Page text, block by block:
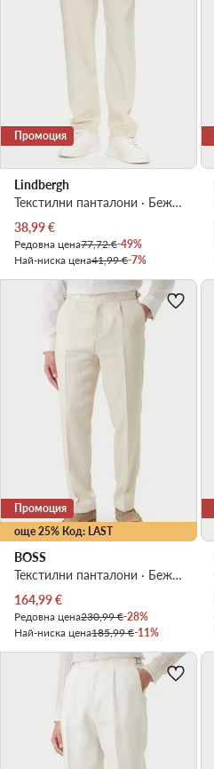
Промоция
Lindbergh
Текстилни панталони · Бежов · Relaxed Fit
Актуална цена
38,99€
Редовна цена77,72 €-49%
Най-ниска цена41,99 €-7%
още 25% Код: LAST
Промоция
BOSS
Текстилни панталони · Бежов · Relaxed Fit
Актуална цена
164,99€
Редовна цена230,99 €-28%
Най-ниска цена185,99 €-11%